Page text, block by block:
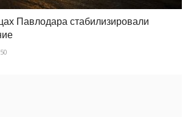
Павлодара стабилизировали